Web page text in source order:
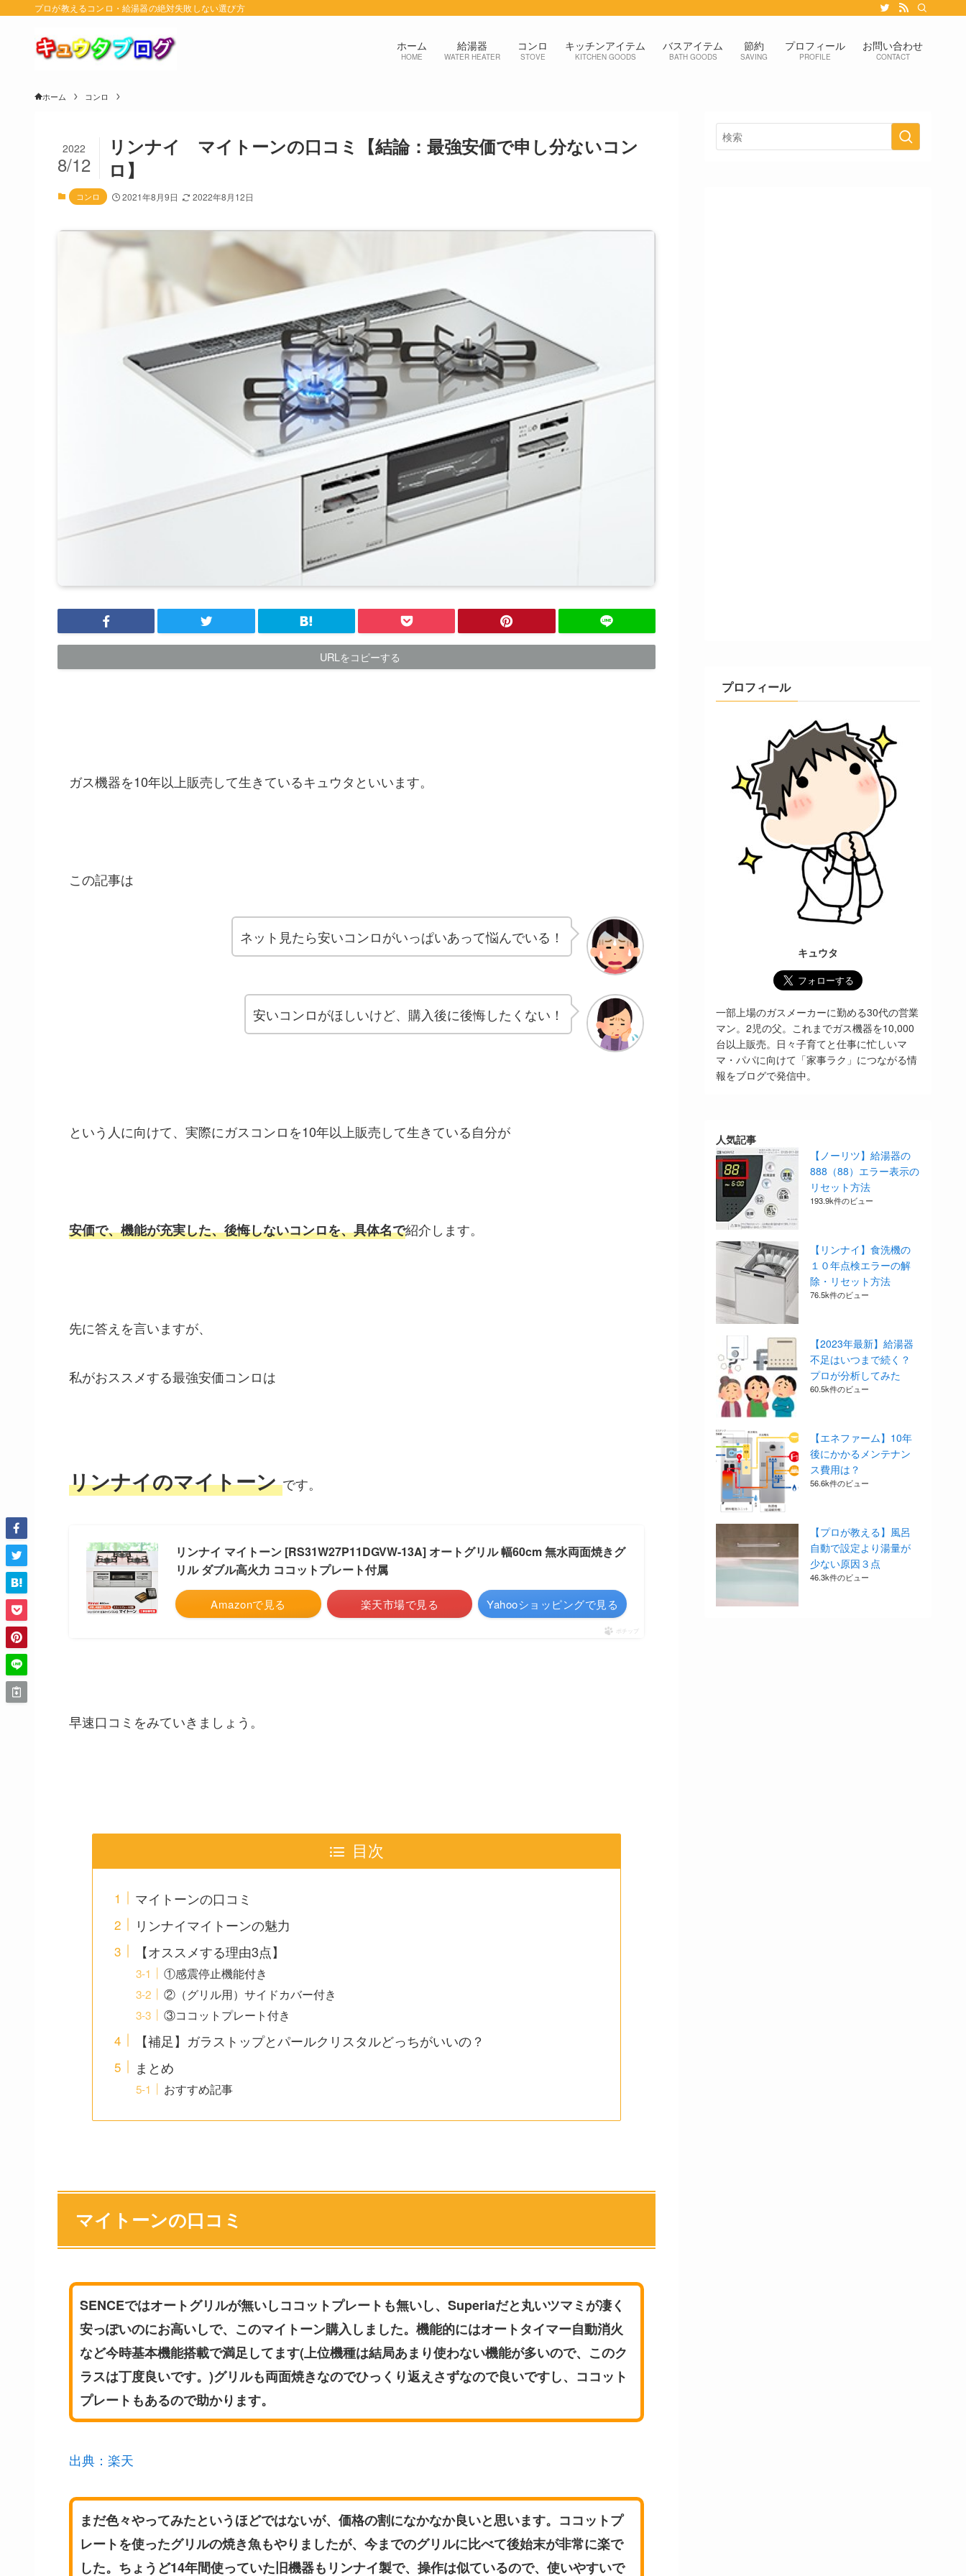
プロが教えるコンロ・給湯器の絶対失敗しない選び方
ホーム
HOME
給湯器
WATER HEATER
コンロ
STOVE
キッチンアイテム
KITCHEN GOODS
バスアイテム
BATH GOODS
節約
SAVING
プロフィール
PROFILE
お問い合わせ
CONTACT
ホーム コンロ
リンナイ マイトーンの口コミ【結論：最強安価で申し分ないコン
ロ】
2022
8/12
コンロ 2021年8月9日 2022年8月12日
URLをコピーする
ガス機器を10年以上販売して生きているキュウタといいます。
この記事は
ネット見たら安いコンロがいっぱいあって悩んでいる！
安いコンロがほしいけど、購入後に後悔したくない！
という人に向けて、実際にガスコンロを10年以上販売して生きている自分が
安価で、機能が充実した、後悔しないコンロを、具体名で紹介します。
先に答えを言いますが、
私がおススメする最強安価コンロは
リンナイのマイトーンです。
リンナイ マイトーン [RS31W27P11DGVW-13A] オートグリル 幅60cm 無水両面焼きグ
リル ダブル高火力 ココットプレート付属
Amazonで見る 楽天市場で見る Yahooショッピングで見る
ポチップ
早速口コミをみていきましょう。
目次
マイトーンの口コミ
リンナイマイトーンの魅力
【オススメする理由3点】
①感震停止機能付き
②（グリル用）サイドカバー付き
③ココットプレート付き
【補足】ガラストップとパールクリスタルどっちがいいの？
まとめ
おすすめ記事
マイトーンの口コミ
SENCEではオートグリルが無いしココットプレートも無いし、Superiaだと丸いツマミが凄く
安っぽいのにお高いしで、このマイトーン購入しました。機能的にはオートタイマー自動消火
など今時基本機能搭載で満足してます(上位機種は結局あまり使わない機能が多いので、このク
ラスは丁度良いです。)グリルも両面焼きなのでひっくり返えさずなので良いですし、ココット
プレートもあるので助かります。
出典：楽天
まだ色々やってみたというほどではないが、価格の割になかなか良いと思います。ココットプ
レートを使ったグリルの焼き魚もやりましたが、今までのグリルに比べて後始末が非常に楽で
した。ちょうど14年間使っていた旧機器もリンナイ製で、操作は似ているので、使いやすいで
プロフィール
キュウタ
一部上場のガスメーカーに勤める30代の営業
マン。2児の父。これまでガス機器を10,000
台以上販売。日々子育てと仕事に忙しいマ
マ・パパに向けて「家事ラク」につながる情
報をブログで発信中。
人気記事
【ノーリツ】給湯器の
888（88）エラー表示の
リセット方法
193.9k件のビュー
【リンナイ】食洗機の
１０年点検エラーの解
除・リセット方法
76.5k件のビュー
【2023年最新】給湯器
不足はいつまで続く？
プロが分析してみた
60.5k件のビュー
【エネファーム】10年
後にかかるメンテナン
ス費用は？
56.6k件のビュー
【プロが教える】風呂
自動で設定より湯量が
少ない原因３点
46.3k件のビュー